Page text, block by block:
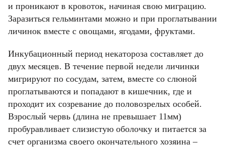
и проникают в кровоток, начиная свою миграцию.
Заразиться гельминтами можно и при проглатывании
личинок вместе с овощами, ягодами, фруктами.
Инкубационный период некатороза составляет до
двух месяцев. В течение первой недели личинки
мигрируют по сосудам, затем, вместе со слюной
проглатываются и попадают в кишечник, где и
проходит их созревание до половозрелых особей.
Взрослый червь (длина не превышает 11мм)
пробуравливает слизистую оболочку и питается за
счет организма своего окончательного хозяина –